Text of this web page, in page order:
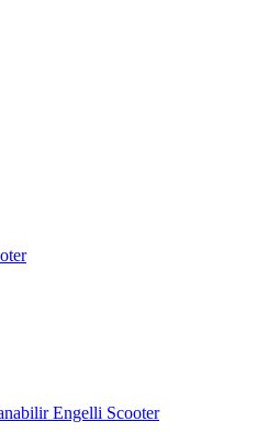
Engelli Scooter